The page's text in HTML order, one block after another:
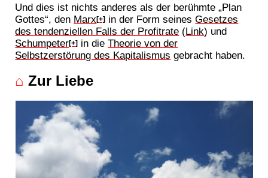
Und dies ist nichts anderes als der berühmte „Plan
Gottes“, den Marx[+] in der Form seinesGesetzes
des tendenziellen Falls der Profitrate (Link) und
Schumpeter[+] in dieTheorie von der
Selbstzerstörung des Kapitalismus gebracht haben.
⌂ Zur Liebe